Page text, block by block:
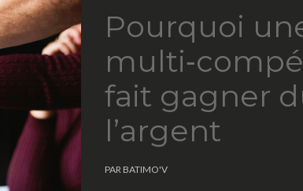
Pourquoi
fait gagner
l’argent
PAR BATIMO'V